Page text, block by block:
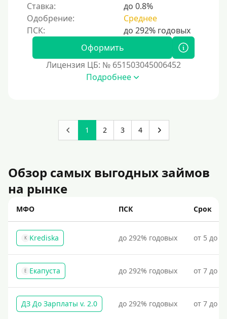
Ставка:
до 0.8%
Одобрение:
Среднее
Оформить
Лицензия ЦБ: № 651503045006452
Подробнее
1 2 3 4
Обзор самых выгодных займов
на рынке
МФО ПСК Срок
K Krediska до 292% годовых от 5 до
Е Екапуста до 292% годовых от 7 до
ДЗ До Зарплаты v. 2.0 до 292% годовых от 7 до